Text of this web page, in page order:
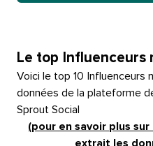
Le top​​ Influenceurs
Voici le top 10​​ Influenceurs
données de la plateforme
Sprout Social​​
(pour en savoir plus
extrait les